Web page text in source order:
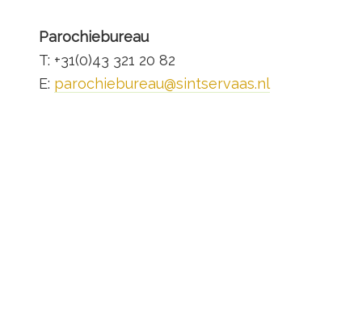
Parochiebureau
T: +31(0)43 321 20 82
E: parochiebureau@sintservaas.nl